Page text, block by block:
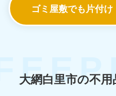
ゴミ屋敷でも 片付け
大網白里市の不